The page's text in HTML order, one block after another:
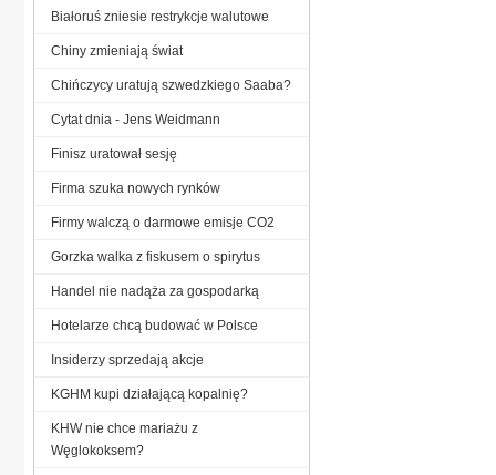
Białoruś zniesie restrykcje walutowe
Chiny zmieniają świat
Chińczycy uratują szwedzkiego Saaba?
Cytat dnia - Jens Weidmann
Finisz uratował sesję
Firma szuka nowych rynków
Firmy walczą o darmowe emisje CO2
Gorzka walka z fiskusem o spirytus
Handel nie nadąża za gospodarką
Hotelarze chcą budować w Polsce
Insiderzy sprzedają akcje
KGHM kupi działającą kopalnię?
KHW nie chce mariażu z
Węglokoksem?